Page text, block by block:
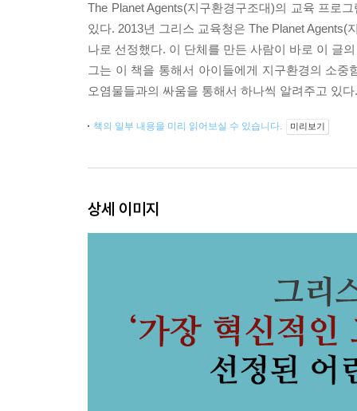
The Planet Agents(지구환경구조대)의 교육 프로
있다. 2013년 그리스 교육청은 The Planet
나로 선정했다. 이 단체를 만든 사람이 바로 이 글
그는 이 책을 통해서 아이들에게 지구환경의 소
오염물들과의 싸움을 통해서 하나씩 알려주고 있다.
책의 일부 내용을 미리 읽어보실 수 있습니다. 미리보기
상세 이미지